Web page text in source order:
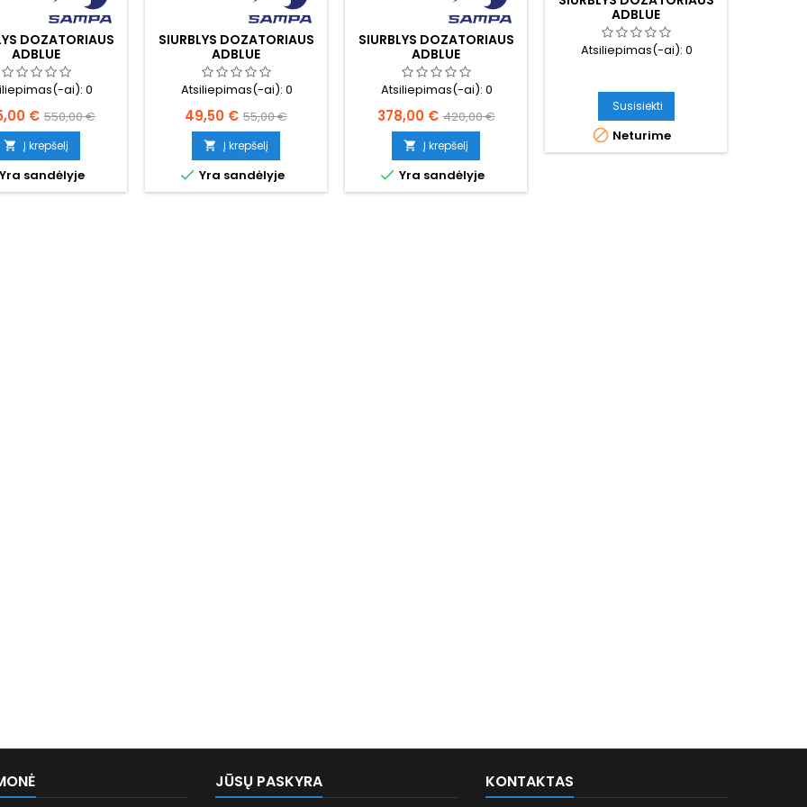
DOZATORIAUS
ADBLUE
ai): 0
€ Bazinė
kaina
550,00 €
 Į krepšelį
Yra sandėlyje
SIURBLYS DOZATORIAUS
ADBLUE
Atsiliepimas(-ai): 0
Kaina
49,50 € Bazinė
kaina
55,00 €
 Į krepšelį
 Yra sandėlyje
SIURBLYS DOZATORIAUS
ADBLUE
Atsiliepimas(-ai): 0
Kaina
378,00 € Bazinė
kaina
420,00 €
 Į krepšelį
 Yra sandėlyje
ADBLUE
Atsiliepimas(-ai): 0
Susisiekti
 Neturime
JŪSŲ PASKYRA KONTAKTAS